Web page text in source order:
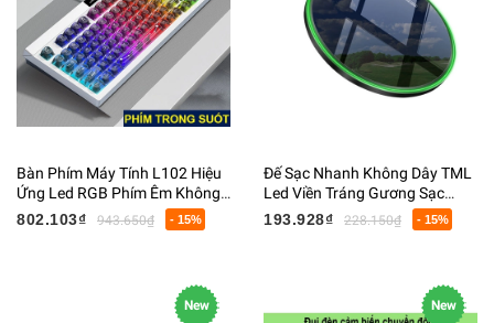
Bàn Phím Máy Tính L102 Hiệu
Ứng Led RGB Phím Êm Không
Có Tiếng Dây USB 150CM Dài
40x156x410MM Nặng 1098G
802.103₫ 943.650₫ - 15%
Đế Sạc Nhanh Không Dây TML
Led Viền Tráng Gương Sạc
Nhanh QI 20W Đường Kính
193.928₫ 228.150₫ - 15%
New New